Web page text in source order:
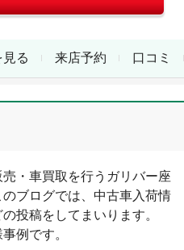
る 来店予約 口コミ
・車買取を行う ガリバー座
ブログでは、中古車入荷情
投稿をしてまいります。
例 です。